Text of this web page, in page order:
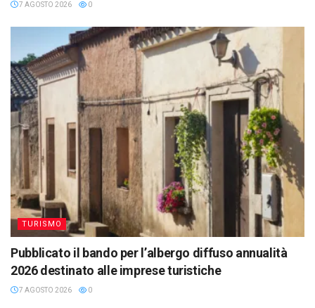
7 AGOSTO 2026 0
TURISMO
Pubblicato il bando per l’albergo diffuso annualità
2026 destinato alle imprese turistiche
7 AGOSTO 2026 0